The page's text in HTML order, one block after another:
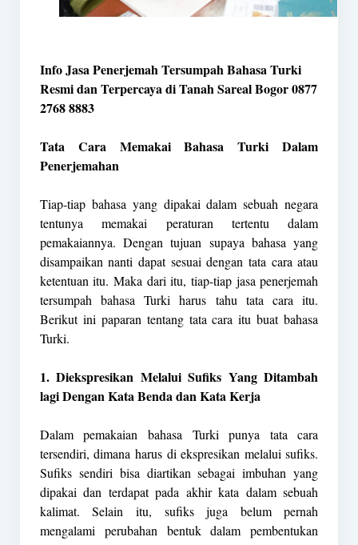
Info Jasa Penerjemah Tersumpah Bahasa Turki
Resmi dan Terpercaya di Tanah Sareal Bogor 0877
2768 8883
Tata Cara Memakai Bahasa Turki Dalam
Penerjemahan
Tiap-tiap bahasa yang dipakai dalam sebuah negara
tentunya memakai peraturan tertentu dalam
pemakaiannya. Dengan tujuan supaya bahasa yang
disampaikan nanti dapat sesuai dengan tata cara atau
ketentuan itu. Maka dari itu, tiap-tiap jasa penerjemah
tersumpah bahasa Turki harus tahu tata cara itu.
Berikut ini paparan tentang tata cara itu buat bahasa
Turki.
1. Diekspresikan Melalui Sufiks Yang Ditambah
lagi Dengan Kata Benda dan Kata Kerja
Dalam pemakaian bahasa Turki punya tata cara
tersendiri, dimana harus di ekspresikan melalui sufiks.
Sufiks sendiri bisa diartikan sebagai imbuhan yang
dipakai dan terdapat pada akhir kata dalam sebuah
kalimat. Selain itu, sufiks juga belum pernah
mengalami perubahan bentuk dalam pembentukan